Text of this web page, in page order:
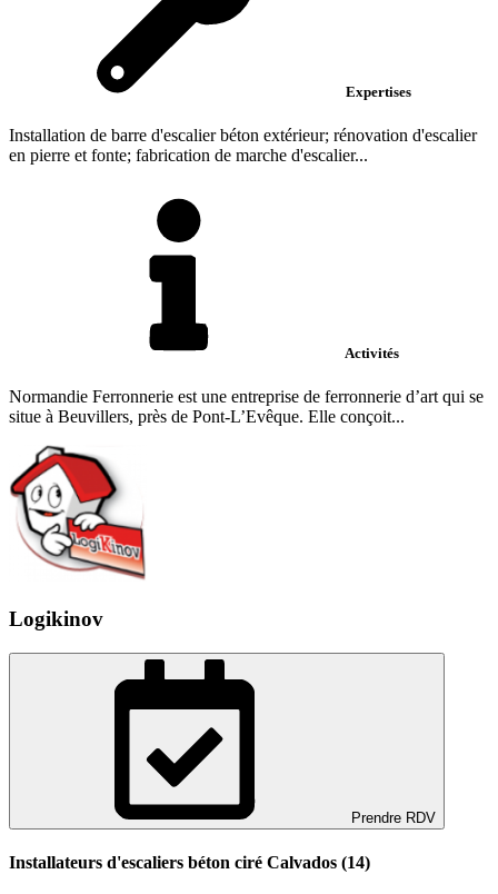
Expertises
Installation de barre d'escalier béton extérieur; rénovation d'escalier
en pierre et fonte; fabrication de marche d'escalier...
Activités
Normandie Ferronnerie est une entreprise de ferronnerie d’art qui se
situe à Beuvillers, près de Pont-L’Evêque. Elle conçoit...
Logikinov
Prendre RDV
Installateurs d'escaliers béton ciré Calvados (14)